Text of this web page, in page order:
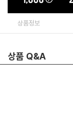
상품정보
상품 Q&A